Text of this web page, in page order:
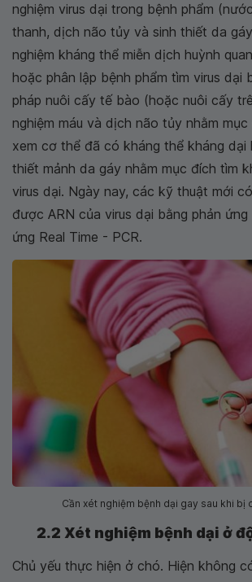
nghiệm virus dại trong bệnh phẩm
thanh, dịch não tủy và sinh thiết da
nghiệm kháng thể miễn dịch huỳnh
hoặc phân lập bệnh phẩm tìm virus dại
pháp nuôi cấy tế bào (hoặc nuôi cấy
nghiệm máu và dịch não tủy nhằm
xem cơ thể đã có kháng thể kháng dại
thiết mảnh da gáy nhằm mục đích tìm
virus dại. Ngày nay, các kỹ thuật mới
được ARN của virus dại bằng phản ứng
ứng Real Time - PCR.
Cần xét nghiệm bệnh dại gay sau khi bị
2.2 Xét nghiệm bệnh dại ở
Chủ yếu thực hiện ở chó. Hiện không